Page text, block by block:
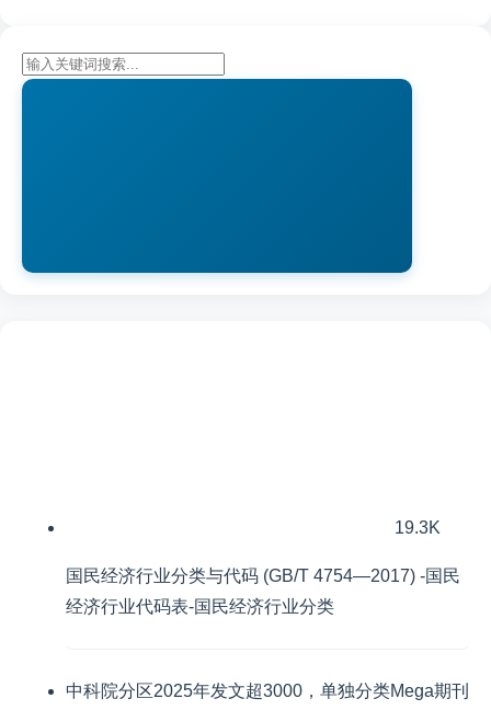
19.3K
国民经济行业分类与代码 (GB/T 4754—2017) -国民
经济行业代码表-国民经济行业分类
中科院分区2025年发文超3000，单独分类Mega期刊